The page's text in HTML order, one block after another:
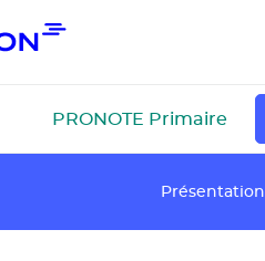
PRONOTE Primaire
Présentation